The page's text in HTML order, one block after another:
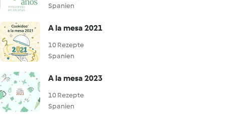
Spanien
A la mesa 2021
10 Rezepte
Spanien
A la mesa 2023
10 Rezepte
Spanien